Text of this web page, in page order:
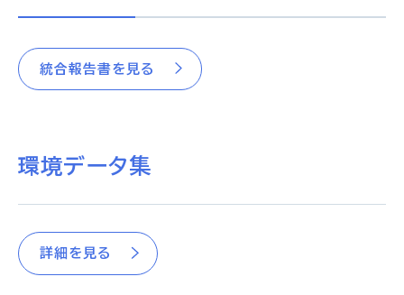
統合報告書を見る
環境データ集
詳細を見る